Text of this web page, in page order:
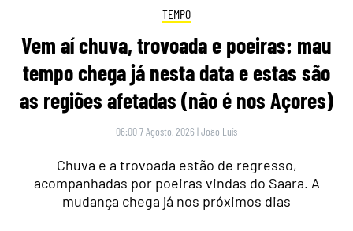
TEMPO
Vem aí chuva, trovoada e poeiras: mau
tempo chega já nesta data e estas são
as regiões afetadas (não é nos Açores)
06:00 7 Agosto, 2026 |João Luís
Chuva e a trovoada estão de regresso,
acompanhadas por poeiras vindas do Saara. A
mudança chega já nos próximos dias